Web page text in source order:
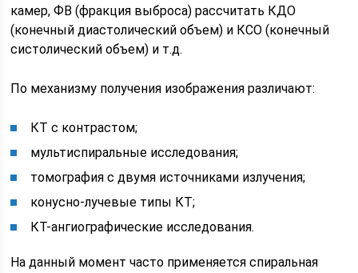
камер, ФВ (фракция выброса) рассчитать КДО
(конечный диастолический объем) и КСО (конечный
систолический объем) и т.д.
По механизму получения изображения различают:
КТ с контрастом;
мультиспиральные исследования;
томография с двумя источниками излучения;
конусно-лучевые типы КТ;
КТ-ангиографические исследования.
На данный момент часто применяется спиральная